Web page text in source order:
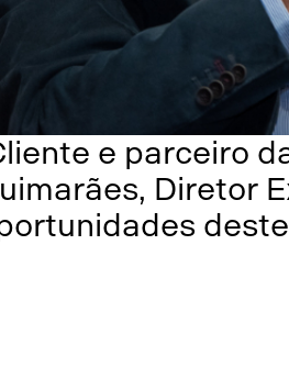
e parceiro
Diretor